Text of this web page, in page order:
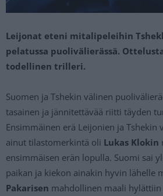
Leijonat eteni mitalipeleihin
pelatussa puolivälierässä.
todellinen trilleri.
Suomen ja Tshekin välinen
tasainen ja jännitettävää riitti täyden
Ensimmäinen erä Leijonien ja Tshekin
ainut tilastomerkintä oli Lukas Klokin
ensimmäisen erän lopulla. Suomi sai
paikan ja kiekon ainakin hyvin lähelle
Pakarisen mahdollinen maali